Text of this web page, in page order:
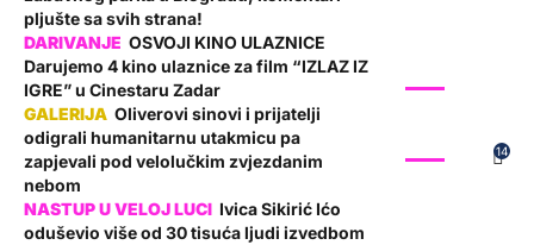
pljušte sa svih strana!
OSVOJI KINO ULAZNICE
Darujemo 4 kino ulaznice za film “IZLAZ IZ
IGRE” u Cinestaru Zadar
14
Oliverovi sinovi i prijatelji
odigrali humanitarnu utakmicu pa
zapjevali pod velolučkim zvjezdanim
nebom
Ivica Sikirić Ićo
oduševio više od 30 tisuća ljudi izvedbom